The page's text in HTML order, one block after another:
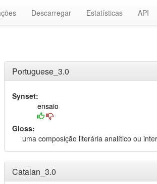
Descarregar Estatísticas API
Portuguese_3.0
Synset:
ensaio
Gloss:
uma composição literária analítico ou
Catalan_3.0